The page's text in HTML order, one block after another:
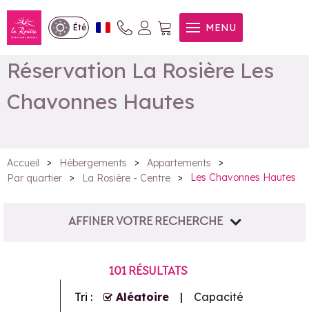
Été MENU
Réservation La Rosière Les
Chavonnes Hautes
Accueil > Hébergements > Appartements
>
Par quartier
> La Rosière - Centre > Les Chavonnes Hautes
AFFINER VOTRE RECHERCHE
101RÉSULTATS
Tri : Aléatoire Capacité